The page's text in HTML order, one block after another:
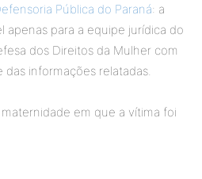
Pública do Paraná: a
apenas para a equipe jurídica do
dos Direitos da Mulher com
informações relatadas.
em que a vítima foi